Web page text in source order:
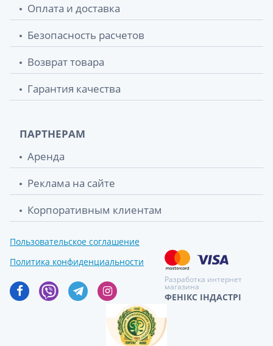
Оплата и доставка
Безопасность расчетов
Возврат товара
Гарантия качества
ПАРТНЕРАМ
Аренда
Реклама на сайте
Корпоративным клиентам
Пользовательское соглашение
Политика конфиденциальности
Разработка интернет
магазина
ФЕНІКС ІНДАСТРІ